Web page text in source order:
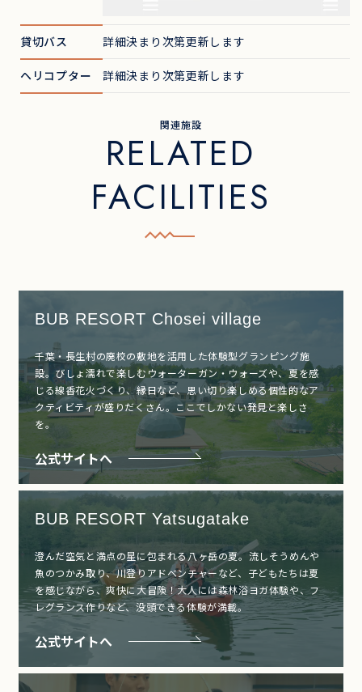
貸切バス 詳細決まり次第更新します
ヘリコプター 詳細決まり次第更新します
関連施設
RELATED
FACILITIES
BUB RESORT Chosei village
千葉・長生村の廃校の敷地を活用した体験型グランピング施
設。びしょ濡れで楽しむウォーターガン・ウォーズや、夏を感
じる線香花火づくり、縁日など、思い切り楽しめる個性的なア
クティビティが盛りだくさん。ここでしかない発見と楽しさ
を。
公式サイトへ
BUB RESORT Yatsugatake
澄んだ空気と満点の星に包まれる八ヶ岳の夏。流しそうめんや
魚のつかみ取り、川登りアドベンチャーなど、子どもたちは夏
を感じながら、爽快に大冒険！大人には森林浴ヨガ体験や、フ
レグランス作りなど、没頭できる体験が満載。
公式サイトへ